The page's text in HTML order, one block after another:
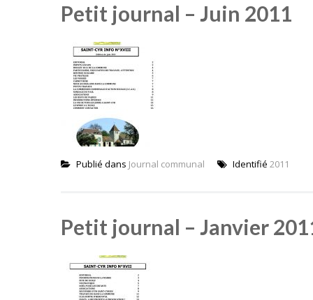
Petit journal – Juin 2011
Publié dans Journal communal Identifié 2011
Petit journal – Janvier